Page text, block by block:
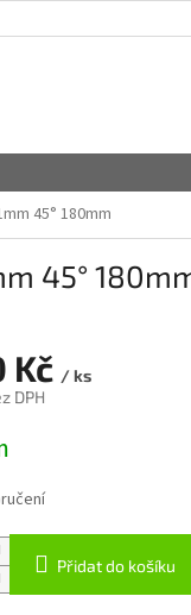
PODMÍNKY
45° 180mm
45°
Kč / ks
DPH
Přidat do košíku